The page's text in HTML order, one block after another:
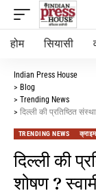
होम सियासी
Indian Press House
> Blog
> Trending News
> दिल्ली की प्रतिष्ठित संस्थान की
TRENDING NEWS क्राइम
दिल्ली की
शोषण ?